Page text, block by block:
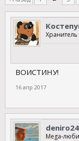
ВОИСТИНУ!
16 апр 2017
Mega-